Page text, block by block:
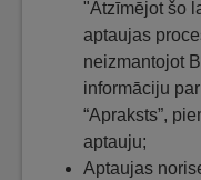
"Atzīmējot šo
aptaujas
neizmantojot
informāciju
“Apraksts”,
aptauju;
Aptaujas